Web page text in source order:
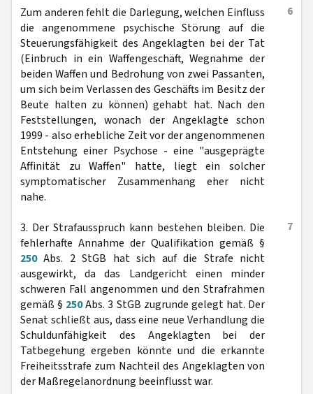
6
Zum anderen fehlt die Darlegung, welchen Einfluss
die angenommene psychische Störung auf die
Steuerungsfähigkeit des Angeklagten bei der Tat
(Einbruch in ein Waffengeschäft, Wegnahme der
beiden Waffen und Bedrohung von zwei Passanten,
um sich beim Verlassen des Geschäfts im Besitz der
Beute halten zu können) gehabt hat. Nach den
Feststellungen, wonach der Angeklagte schon
1999 - also erhebliche Zeit vor der angenommenen
Entstehung einer Psychose - eine "ausgeprägte
Affinität zu Waffen" hatte, liegt ein solcher
symptomatischer Zusammenhang eher nicht
nahe.
7
3. Der Strafausspruch kann bestehen bleiben. Die
fehlerhafte Annahme der Qualifikation gemäß §
250Abs. 2 StGB hat sich auf die Strafe nicht
ausgewirkt, da das Landgericht einen minder
schweren Fall angenommen und den Strafrahmen
gemäß § 250Abs. 3 StGB zugrunde gelegt hat. Der
Senat schließt aus, dass eine neue Verhandlung die
Schuldunfähigkeit des Angeklagten bei der
Tatbegehung ergeben könnte und die erkannte
Freiheitsstrafe zum Nachteil des Angeklagten von
der Maßregelanordnung beeinflusst war.